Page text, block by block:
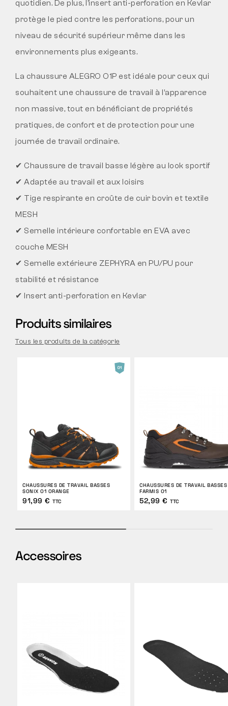
quotidien. De plus, l’insert anti-perforation en Kevlar
protège le pied contre les perforations, pour un
niveau de sécurité supérieur même dans les
environnements plus exigeants.
La chaussure ALEGRO O1P est idéale pour ceux qui
souhaitent une chaussure de travail à l’apparence
non massive, tout en bénéficiant de propriétés
pratiques, de confort et de protection pour une
journée de travail ordinaire.
✔ Chaussure de travail basse légère au look sportif
✔ Adaptée au travail et aux loisirs
✔ Tige respirante en croûte de cuir bovin et textile
MESH
✔ Semelle intérieure confortable en EVA avec
couche MESH
✔ Semelle extérieure ZEPHYRA en PU/PU pour
stabilité et résistance
✔ Insert anti-perforation en Kevlar
Produits similaires
Tous les produits de la catégorie
CHAUSSURES DE TRAVAIL BASSES
SONIX O1 ORANGE
91,99 € TTC
CHAUSSURES DE TRAVAIL BASSES
FARMIS O1
52,99 € TTC
Accessoires